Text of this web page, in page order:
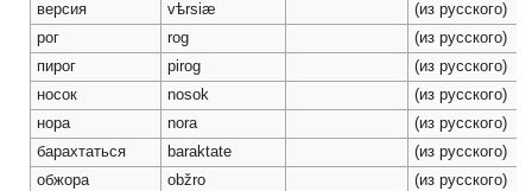
версия
vѣrsiæ
(из русского)
рог
rog
(из русского)
пирог
pirog
(из русского)
носок
nosok
(из русского)
нора
nora
(из русского)
барахтаться
baraktate
(из русского)
обжора
obžro
(из русского)